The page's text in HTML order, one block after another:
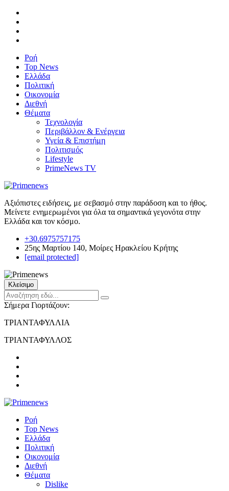
Ροή
Top News
Ελλάδα
Πολιτική
Οικονομία
Διεθνή
Θέματα
Τεχνολογία
Περιβάλλον & Ενέργεια
Υγεία & Επιστήμη
Πολιτισμός
Lifestyle
PrimeNews TV
Αξιόπιστες ειδήσεις, με σεβασμό στην παράδοση και το ήθος.
Μείνετε ενημερωμένοι για όλα τα σημαντικά γεγονότα στην
Ελλάδα και τον κόσμο.
+30.6975757175
25ης Μαρτίου 140, Μοίρες Ηρακλείου Κρήτης
[email protected]
Κλείσιμο
Σήμερα Γιορτάζουν:
ΤΡΙΑΝΤΑΦΥΛΛΙΑ
ΤΡΙΑΝΤΑΦΥΛΛΟΣ
Ροή
Top News
Ελλάδα
Πολιτική
Οικονομία
Διεθνή
Θέματα
Dislike